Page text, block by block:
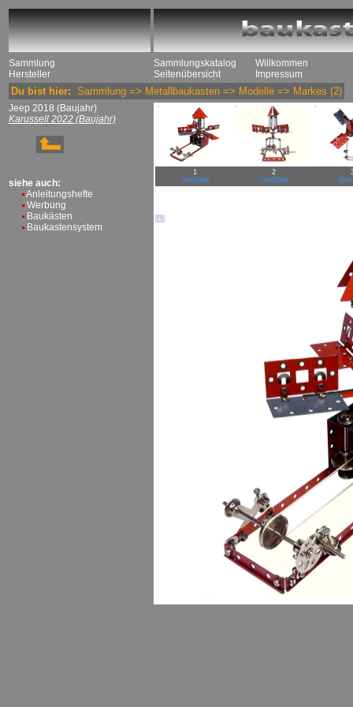
Sammlung
Hersteller
Sammlungskatalog
Seitenübersicht
Willkommen
Impressum
Du bist hier: Sammlung => Metallbaukasten => Modelle => Markes (2)
Jeep 2018 (Baujahr)
Karussell 2022 (Baujahr)
siehe auch:
Anleitungshefte
Werbung
Baukästen
Baukastensystem
1
Großbild
2
Großbild